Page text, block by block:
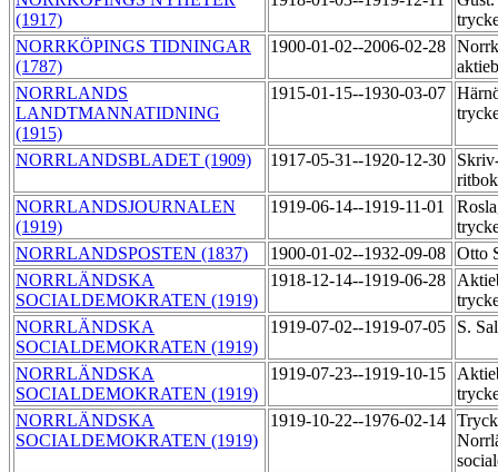
(1917)
NORRKÖPINGS TIDNINGAR
(1787)
1900-01-02--2006-02-28
NORRLANDS
LANDTMANNATIDNING
(1915)
1915-01-15--1930-03-07
NORRLANDSBLADET (1909) 1917-05-31--1920-12-30
NORRLANDSJOURNALEN
(1919)
1919-06-14--1919-11-01
NORRLANDSPOSTEN (1837)
1900-01-02--1932-09-08 Otto
NORRLÄNDSKA
SOCIALDEMOKRATEN (1919)
1918-12-14--1919-06-28
NORRLÄNDSKA
SOCIALDEMOKRATEN (1919)
1919-07-02--1919-07-05 S.
NORRLÄNDSKA
SOCIALDEMOKRATEN (1919)
1919-07-23--1919-10-15
NORRLÄNDSKA
SOCIALDEMOKRATEN (1919)
1919-10-22--1976-02-14